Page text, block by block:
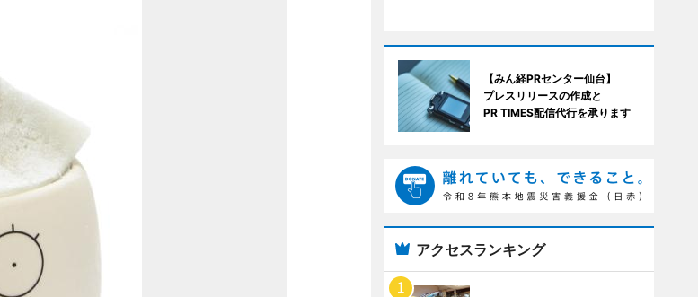
【みん経PRセンター仙台】
プレスリリースの作成と
PR TIMES配信代行を承ります
アクセスランキング